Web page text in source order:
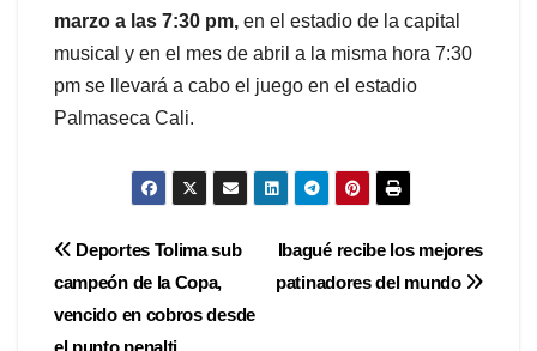
marzo a las 7:30 pm, en el estadio de la capital
musical y en el mes de abril a la misma hora 7:30
pm se llevará a cabo el juego en el estadio
Palmaseca Cali.
Navegación
de
Ibagué recibe los mejores
patinadores del mundo
Deportes Tolima sub
campeón de la Copa,
vencido en cobros desde
el punto penalti